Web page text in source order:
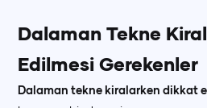
Dalaman Tekne
Edilmesi Gerekenler
Dalaman tekne kiralarken dikkat